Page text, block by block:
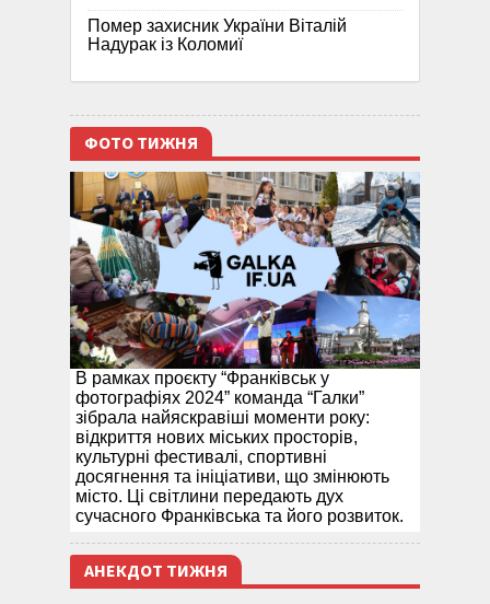
Помер захисник України Віталій
Надурак із Коломиї
ФОТО ТИЖНЯ
В рамках проєкту “Франківськ у
фотографіях 2024” команда “Галки”
зібрала найяскравіші моменти року:
відкриття нових міських просторів,
культурні фестивалі, спортивні
досягнення та ініціативи, що змінюють
місто. Ці світлини передають дух
сучасного Франківська та його розвиток.
АНЕКДОТ ТИЖНЯ